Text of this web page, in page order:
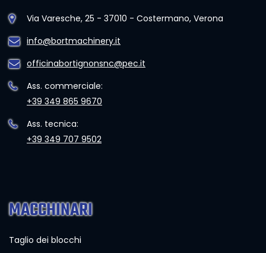
Via Varesche, 25 - 37010 - Costermano, Verona
info@bortmachinery.it
officinabortignonsnc@pec.it
Ass. commerciale:
+39 349 865 9670
Ass. tecnica:
+39 349 707 9502
MACCHINARI
Taglio dei blocchi